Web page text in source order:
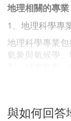
地理相關的專業
1、地理科學專業
地理科學專業包
氣象與氣候學
劃、城市規劃
自然資源學原
2、地理信息科
與如何回答